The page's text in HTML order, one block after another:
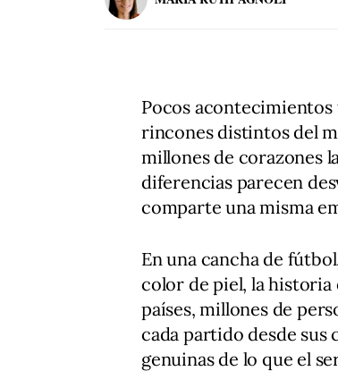
Pocos
rincones distintos del
millones de corazones
diferencias parecen
comparte una misma
En una cancha de
color de piel, la historia
países, millones de
cada partido desde sus
genuinas de lo que el